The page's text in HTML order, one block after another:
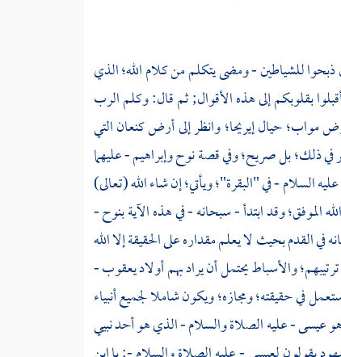
للشياطين - ومضى يتكلم من كلام الله؛ الذي
بقلوبكم إلى هذه الأقوال; ثم قال: وكلم الرب
مواب؛حيالإيريحا؛وانظر إلى أرضكنعانالتي
في ذلك؛ بل صريح؛ وفي قصةنوحوإبراهيم- عليهما
السلام - في "البقرة"؛ ويأتي؛ إن شاء الله (تعالى)
وقد ابتدأ - سبحانه - في هذه الآيةبنوح-
القدم بحيث لا يعلم مقداره على الحقيقة إلا الله
والأسباط يحتمل أن يراد بهم أولاديعقوب-
في حقيقته؛ ومجازه؛ ويكون شاملا لجميع أنبياء
عيسى- عليه الصلاة والسلام - الذي هو أحد نبيي